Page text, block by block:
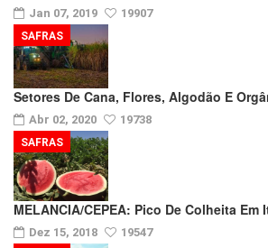
Jan 07, 2019 19907
Setores De Cana, Flores, Algodão E
Abr 02, 2020 19738
SAFRAS
MELANCIA/CEPEA: Pico De Colheita Em
Dez 15, 2018 19547
SAFRAS